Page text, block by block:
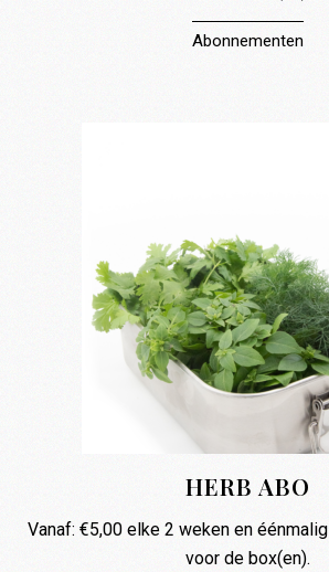
Abonnementen
HERB ABO
Vanaf: €5,00 elke 2 weken en éénmalig
voor de box(en).